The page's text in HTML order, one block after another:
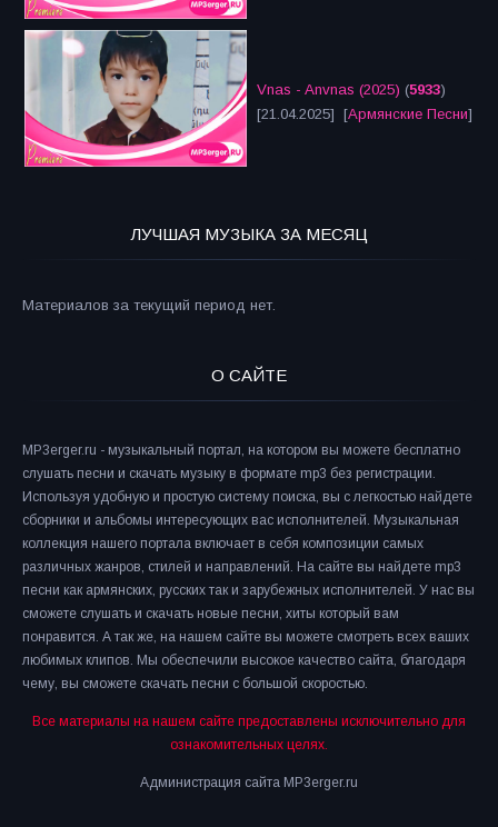
Vnas - Anvnas (2025) (5933)
[21.04.2025] [Армянские Песни]
ЛУЧШАЯ МУЗЫКА ЗА МЕСЯЦ
Материалов за текущий период нет.
О САЙТЕ
MP3erger.ru - музыкальный портал, на котором вы можете бесплатно
слушать песни и скачать музыку в формате mp3 без регистрации.
Используя удобную и простую систему поиска, вы с легкостью найдете
сборники и альбомы интересующих вас исполнителей. Музыкальная
коллекция нашего портала включает в себя композиции самых
различных жанров, стилей и направлений. На сайте вы найдете mp3
песни как армянских, русских так и зарубежных исполнителей. У нас вы
сможете слушать и скачать новые песни, хиты который вам
понравится. А так же, на нашем сайте вы можете смотреть всех ваших
любимых клипов. Мы обеспечили высокое качество сайта, благодаря
чему, вы сможете скачать песни с большой скоростью.
Все материалы на нашем сайте предоставлены исключительно для
ознакомительных целях.
Администрация сайта MP3erger.ru